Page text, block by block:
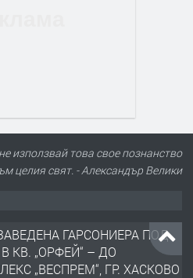
използвай това свое познанство
целия свят. - Александър Велики
ГАРСОНИЕРА ПОД
КВ. „ОРФЕЙ“ – ДО
„ВЕСПРЕМ“, ГР. ХАСКОВО